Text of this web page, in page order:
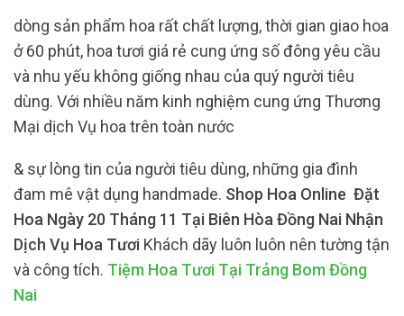
dòng sản phẩm hoa rất chất lượng, thời gian giao hoa
ở 60 phút, hoa tươi giá rẻ cung ứng số đông yêu cầu
và nhu yếu không giống nhau của quý người tiêu
dùng. Với nhiều năm kinh nghiệm cung ứng Thương
Mại dịch Vụ hoa trên toàn nước
& sự lòng tin của người tiêu dùng, những gia đình
đam mê vật dụng handmade. Shop Hoa Online Đặt
Hoa Ngày 20 Tháng 11 Tại Biên Hòa Đồng Nai Nhận
Dịch Vụ Hoa Tươi Khách dãy luôn luôn nên tường tận
và công tích. Tiệm Hoa Tươi Tại Trảng Bom Đồng
Nai